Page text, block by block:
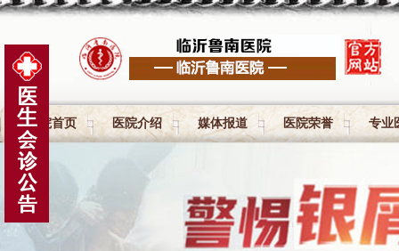
医院首页 医院介绍 媒体报道 医院荣誉 专业